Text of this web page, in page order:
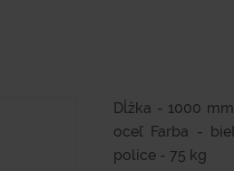
Dĺžka - 1000
oceľ Farba -
police - 75 kg